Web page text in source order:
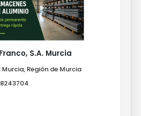
S.A. Murcia
Murcia, Región de Murcia